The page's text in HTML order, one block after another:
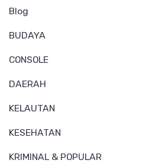
Blog
BUDAYA
CONSOLE
DAERAH
KELAUTAN
KESEHATAN
KRIMINAL & POPULAR